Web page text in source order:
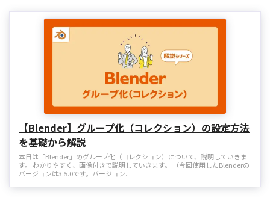
【Blender】グループ化（コレクション）の設定方法
を基礎から解説
本日は「Blender」のグループ化（コレクション）について、説明していきま
す。 わかりやすく、画像付きで説明していきます。 （今回使用したBlenderの
バージョンは3.5.0です。バージョン...